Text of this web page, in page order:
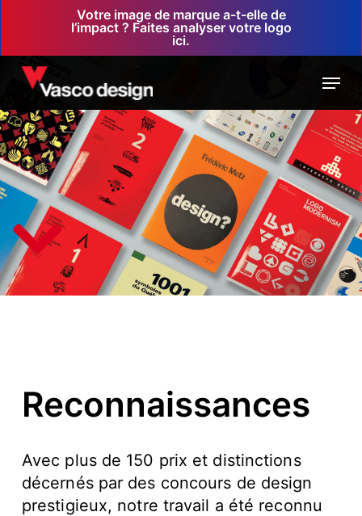
main
content
Votre image de marque a-t-elle de
l’impact ? Faites analyser votre logo
ici.
Menu
Reconnaissances
Avec plus de 150 prix et distinctions
décernés par des concours de design
prestigieux, notre travail a été reconnu